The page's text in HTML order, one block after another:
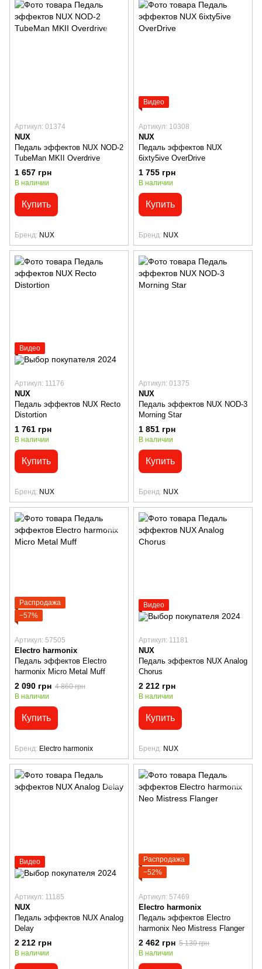
Артикул: 01374
NUX
Педаль эффектов NUX NOD-2
TubeMan MKII Overdrive
1 657 грн
В наличии
Купить
Бренд NUX
Видео
Артикул: 10308
NUX
Педаль эффектов NUX
6ixty5ive OverDrive
1 755 грн
В наличии
Купить
Бренд NUX
Видео
Артикул: 11176
NUX
Педаль эффектов NUX Recto
Distortion
1 761 грн
В наличии
Купить
Бренд NUX
Артикул: 01375
NUX
Педаль эффектов NUX NOD-3
Morning Star
1 851 грн
В наличии
Купить
Бренд NUX
Распродажа
−57%
Артикул: 57505
Electro harmonix
Педаль эффектов Electro
harmonix Micro Metal Muff
2 090 грн 4 860 грн
В наличии
Купить
Бренд Electro harmonix
Видео
Артикул: 11181
NUX
Педаль эффектов NUX Analog
Chorus
2 212 грн
В наличии
Купить
Бренд NUX
Видео
Артикул: 11185
NUX
Педаль эффектов NUX Analog
Delay
2 212 грн
В наличии
Распродажа
−52%
Артикул: 57469
Electro harmonix
Педаль эффектов Electro
harmonix Neo Mistress Flanger
2 462 грн 5 130 грн
В наличии